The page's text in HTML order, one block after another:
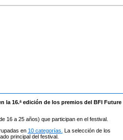
la 16.ª edición de los premios del BFI Future
16 a 25 años) que participan en el festival.
en 10 categorías. La selección de los
principal del festival.